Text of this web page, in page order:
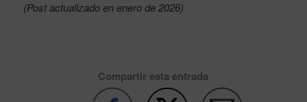
(Post actualizado en enero de 2026)
Compartir esta entrada